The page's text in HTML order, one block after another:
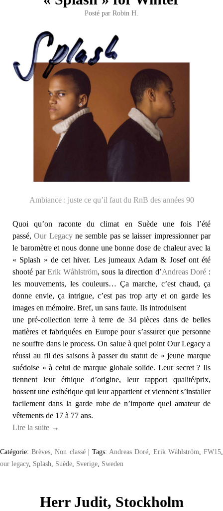
Posté par Robin H.
Ambiance : juste ce qu’il faut du RnB des années 90
Quoi qu’on raconte du climat en Suède une fois l’été
passé,Our Legacyne semble pas se laisser impressionner par
le baromètre et nous donne une bonne dose de chaleur avec la
« Splash » de cet hiver. Les jumeaux Adam & Josef ont été
shooté parErik Wåhlström, sous la direction d’Andreas Doré :
les mouvements, les couleurs… Ça marche, c’est chaud, ça
donne envie, ça intrigue, c’est pas trop arty et on garde les
images en mémoire. Bref, un sans faute. Ils introduisent
une pré-collection terre à terre de 34 pièces dans de belles
matières et fabriquées en Europe pour s’assurer que personne
ne souffre dans le process. On salue à quel point Our Legacy a
réussi au fil des saisons à passer du statut de « jeune marque
suédoise » à celui de marque globale solide. Leur secret ? Ils
tiennent leur éthique d’origine, leur rapport qualité/prix,
bossent une esthétique qui leur appartient et viennent s’installer
facilement dans la garde robe de n’importe quel amateur de
vêtements de 17 à 77 ans.
Lire la suite →
Catégorie:Brèves ,Non classé |Tags: Andreas Doré Erik Wåhlström ,FW15
our legacy, Splash Suède Sverige Sweden
Herr Judit, Stockholm